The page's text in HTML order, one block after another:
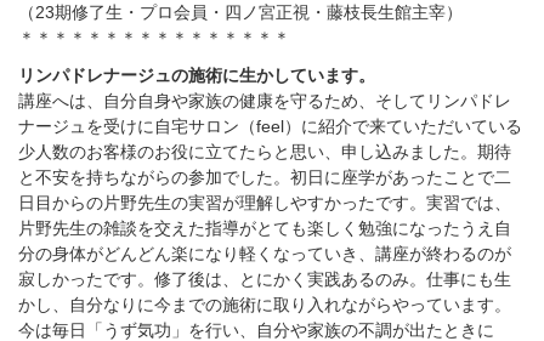
（23期修了生・プロ会員・四ノ宮正視・藤枝長生館主宰）
＊＊＊＊＊＊＊＊＊＊＊＊＊＊＊＊
リンパドレナージュの施術に生かしています。
講座へは、自分自身や家族の健康を守るため、そしてリンパドレ
ナージュを受けに自宅サロン（feel）に紹介で来ていただいている
少人数のお客様のお役に立てたらと思い、申し込みました。期待
と不安を持ちながらの参加でした。初日に座学があったことで二
日目からの片野先生の実習が理解しやすかったです。実習では、
片野先生の雑談を交えた指導がとても楽しく勉強になったうえ自
分の身体がどんどん楽になり軽くなっていき、講座が終わるのが
寂しかったです。修了後は、とにかく実践あるのみ。仕事にも生
かし、自分なりに今までの施術に取り入れながらやっています。
今は毎日「うず気功」を行い、自分や家族の不調が出たときに